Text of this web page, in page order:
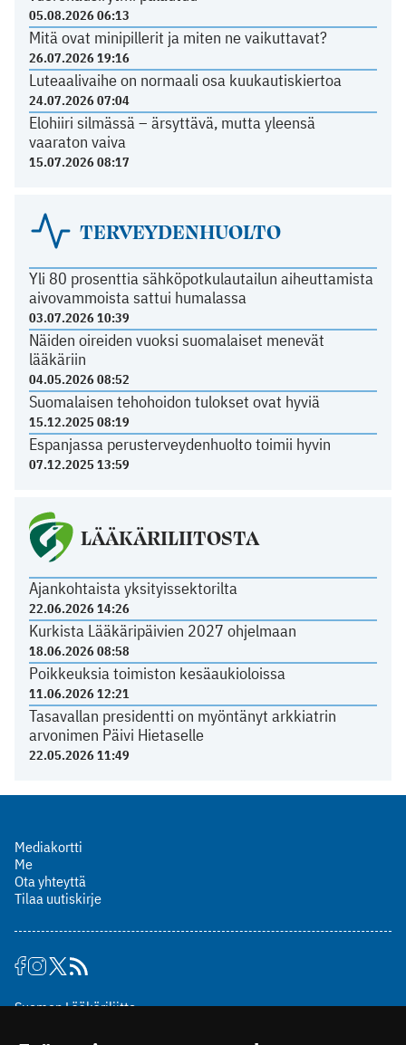
05.08.2026 06:13
Mitä ovat minipillerit ja miten ne vaikuttavat?
26.07.2026 19:16
Luteaalivaihe on normaali osa kuukautiskiertoa
24.07.2026 07:04
Elohiiri silmässä – ärsyttävä, mutta yleensä
vaaraton vaiva
15.07.2026 08:17
TERVEYDENHUOLTO
Yli 80 prosenttia sähköpotkulautailun aiheuttamista
aivovammoista sattui humalassa
03.07.2026 10:39
Näiden oireiden vuoksi suomalaiset menevät
lääkäriin
04.05.2026 08:52
Suomalaisen tehohoidon tulokset ovat hyviä
15.12.2025 08:19
Espanjassa perusterveydenhuolto toimii hyvin
07.12.2025 13:59
LÄÄKÄRILIITOSTA
Ajankohtaista yksityissektorilta
22.06.2026 14:26
Kurkista Lääkäripäivien 2027 ohjelmaan
18.06.2026 08:58
Poikkeuksia toimiston kesäaukioloissa
11.06.2026 12:21
Tasavallan presidentti on myöntänyt arkkiatrin
arvonimen Päivi Hietaselle
22.05.2026 11:49
Mediakortti
Me
Ota yhteyttä
Tilaa uutiskirje
Suomen Lääkäriliitto